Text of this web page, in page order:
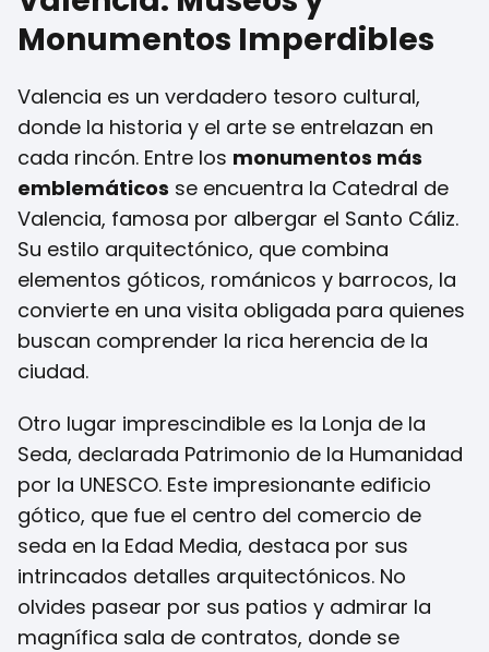
Monumentos Imperdibles
Valencia es un verdadero tesoro cultural,
donde la historia y el arte se entrelazan en
cada rincón. Entre los monumentos más
emblemáticos se encuentra la Catedral de
Valencia, famosa por albergar el Santo Cáliz.
Su estilo arquitectónico, que combina
elementos góticos, románicos y barrocos, la
convierte en una visita obligada para quienes
buscan comprender la rica herencia de la
ciudad.
Otro lugar imprescindible es la Lonja de la
Seda, declarada Patrimonio de la Humanidad
por la UNESCO. Este impresionante edificio
gótico, que fue el centro del comercio de
seda en la Edad Media, destaca por sus
intrincados detalles arquitectónicos. No
olvides pasear por sus patios y admirar la
magnífica sala de contratos, donde se